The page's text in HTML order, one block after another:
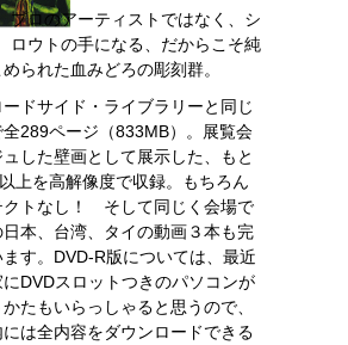
プロのアーティストではなく、シ
ロウトの手になる、だからこそ純
られた血みどろの彫刻群。
ドサイド・ライブラリーと同じ
全289ページ（833MB）。展覧会
した壁画として展示した、もと
上を高解像度で収録。もちろん
クトなし！ そして同じく会場で
本、台湾、タイの動画３本も完
す。DVD-R版については、最近
DVDスロットつきのパソコンが
たもいらっしゃると思うので、
は全内容をダウンロードできる